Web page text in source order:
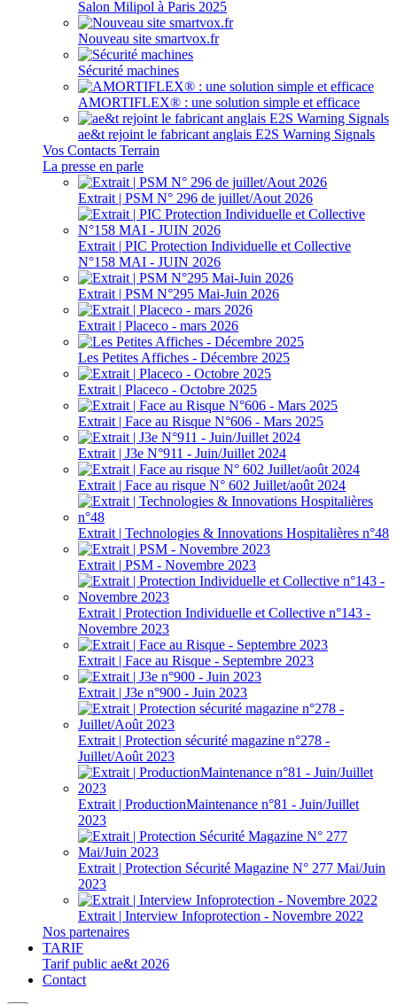
Salon Milipol à Paris 2025
Nouveau site smartvox.fr
Sécurité machines
AMORTIFLEX® : une solution simple et efficace
ae&t rejoint le fabricant anglais E2S Warning Signals
Vos Contacts Terrain
La presse en parle
Extrait | PSM N° 296 de juillet/Aout 2026
Extrait | PIC Protection Individuelle et Collective
N°158 MAI - JUIN 2026
Extrait | PSM N°295 Mai-Juin 2026
Extrait | Placeco - mars 2026
Les Petites Affiches - Décembre 2025
Extrait | Placeco - Octobre 2025
Extrait | Face au Risque N°606 - Mars 2025
Extrait | J3e N°911 - Juin/Juillet 2024
Extrait | Face au risque N° 602 Juillet/août 2024
Extrait | Technologies & Innovations Hospitalières n°48
Extrait | PSM - Novembre 2023
Extrait | Protection Individuelle et Collective n°143 -
Novembre 2023
Extrait | Face au Risque - Septembre 2023
Extrait | J3e n°900 - Juin 2023
Extrait | Protection sécurité magazine n°278 -
Juillet/Août 2023
Extrait | ProductionMaintenance n°81 - Juin/Juillet
2023
Extrait | Protection Sécurité Magazine N° 277 Mai/Juin
2023
Extrait | Interview Infoprotection - Novembre 2022
Nos partenaires
TARIF
Tarif public ae&t 2026
Contact